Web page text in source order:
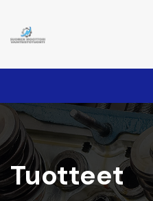
Tuotteet